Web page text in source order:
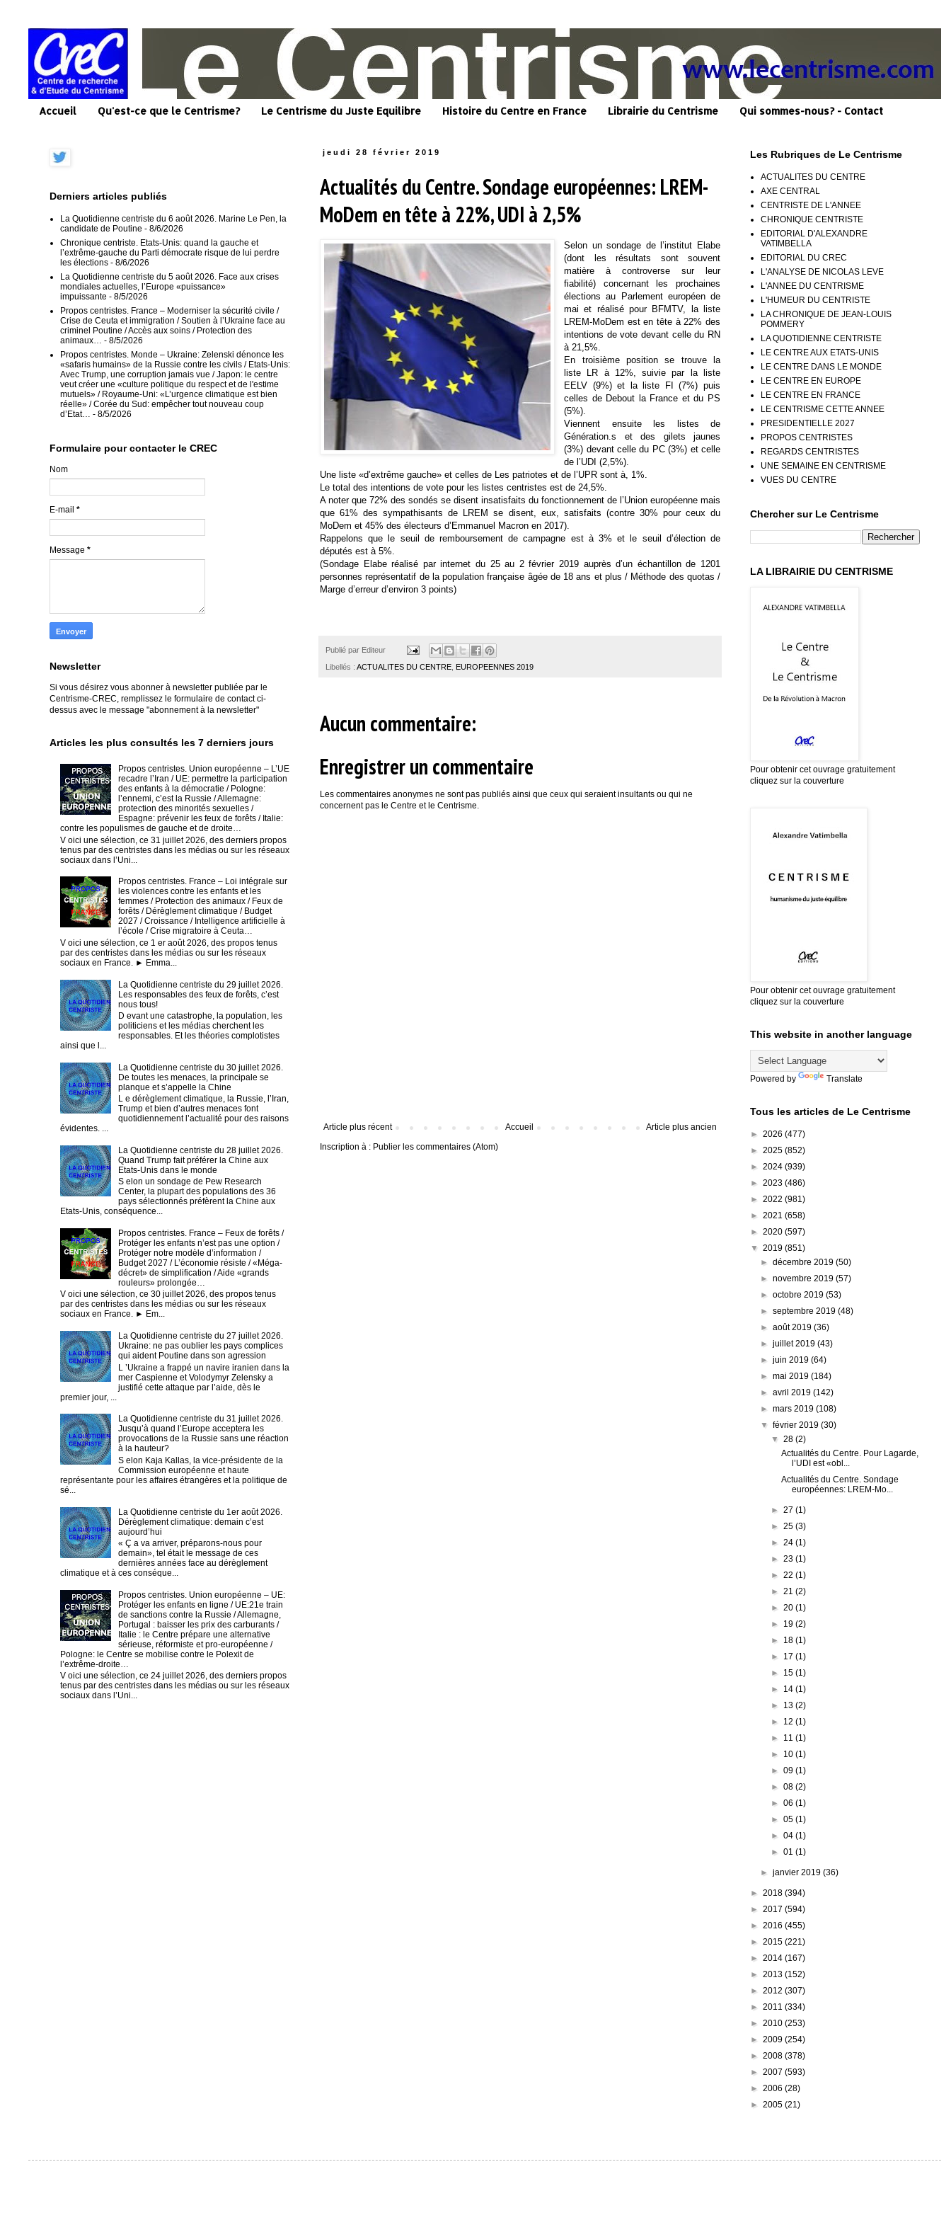
Accueil Qu'est-ce que le Centrisme? Le Centrisme du Juste Equilibre Histoire du Centre en France Librairie du Centrisme Qui sommes-nous? - Contact
jeudi 28 février 2019
Actualités du Centre. Sondage européennes: LREM-
MoDem en tête à 22%, UDI à 2,5%
Selon un sondage de l’institut Elabe
(dont les résultats sont souvent
matière à controverse sur leur
fiabilité) concernant les prochaines
élections au Parlement européen de
mai et réalisé pour BFMTV, la liste
LREM-MoDem est en tête à 22% des
intentions de vote devant celle du RN
à 21,5%.
En troisième position se trouve la
liste LR à 12%, suivie par la liste
EELV (9%) et la liste FI (7%) puis
celles de Debout la France et du PS
(5%).
Viennent ensuite les listes de
Génération.s et des gilets jaunes
(3%) devant celle du PC (3%) et celle
de l’UDI (2,5%).
Une liste «d’extrême gauche» et celles de Les patriotes et de l’UPR sont à, 1%.
Le total des intentions de vote pour les listes centristes est de 24,5%.
A noter que 72% des sondés se disent insatisfaits du fonctionnement de l’Union européenne mais
que 61% des sympathisants de LREM se disent, eux, satisfaits (contre 30% pour ceux du
MoDem et 45% des électeurs d’Emmanuel Macron en 2017).
Rappelons que le seuil de remboursement de campagne est à 3% et le seuil d’élection de
députés est à 5%.
(Sondage Elabe réalisé par internet du 25 au 2 février 2019 auprès d’un échantillon de 1201
personnes représentatif de la population française âgée de 18 ans et plus / Méthode des quotas /
Marge d’erreur d’environ 3 points)
Publié par Editeur
Libellés : ACTUALITES DU CENTRE EUROPEENNES 2019
Aucun commentaire:
Enregistrer un commentaire
Les commentaires anonymes ne sont pas publiés ainsi que ceux qui seraient insultants ou qui ne
concernent pas le Centre et le Centrisme.
Article plus récent Article plus ancien
Accueil
Inscription à : Publier les commentaires (Atom)
Derniers articles publiés
La Quotidienne centriste du 6 août 2026. Marine Le Pen, la
candidate de Poutine - 8/6/2026
Chronique centriste. Etats-Unis: quand la gauche et
l’extrême-gauche du Parti démocrate risque de lui perdre
les élections - 8/6/2026
La Quotidienne centriste du 5 août 2026. Face aux crises
mondiales actuelles, l’Europe «puissance»
impuissante - 8/5/2026
Propos centristes. France – Moderniser la sécurité civile /
Crise de Ceuta et immigration / Soutien à l’Ukraine face au
criminel Poutine / Accès aux soins / Protection des
animaux…
- 8/5/2026
Propos centristes. Monde – Ukraine: Zelenski dénonce les
«safaris humains» de la Russie contre les civils / Etats-Unis:
Avec Trump, une corruption jamais vue / Japon: le centre
veut créer une «culture politique du respect et de l'estime
mutuels» / Royaume-Uni: «L’urgence climatique est bien
réelle» / Corée du Sud: empêcher tout nouveau coup
d’Etat…
- 8/5/2026
Formulaire pour contacter le CREC
Nom
E-mail *
Message *
Newsletter
Si vous désirez vous abonner à newsletter publiée par le
Centrisme-CREC, remplissez le formulaire de contact ci-
dessus avec le message "abonnement à la newsletter"
Articles les plus consultés les 7 derniers jours
Propos centristes. Union européenne – L’UE
recadre l’Iran / UE: permettre la participation
des enfants à la démocratie / Pologne:
l’ennemi, c’est la Russie / Allemagne:
protection des minorités sexuelles /
Espagne: prévenir les feux de forêts / Italie:
contre les populismes de gauche et de droite…
V oici une sélection, ce 31 juillet 2026, des derniers propos
tenus par des centristes dans les médias ou sur les réseaux
sociaux dans l’Uni...
Propos centristes. France – Loi intégrale sur
les violences contre les enfants et les
femmes / Protection des animaux / Feux de
forêts / Dérèglement climatique / Budget
2027 / Croissance / Intelligence artificielle à
l’école / Crise migratoire à Ceuta…
V oici une sélection, ce 1 er août 2026, des propos tenus
par des centristes dans les médias ou sur les réseaux
sociaux en France. ► Emma...
La Quotidienne centriste du 29 juillet 2026.
Les responsables des feux de forêts, c’est
nous tous!
D evant une catastrophe, la population, les
politiciens et les médias cherchent les
responsables. Et les théories complotistes
ainsi que l...
La Quotidienne centriste du 30 juillet 2026.
De toutes les menaces, la principale se
planque et s’appelle la Chine
L e dérèglement climatique, la Russie, l’Iran,
Trump et bien d’autres menaces font
quotidiennement l’actualité pour des raisons
évidentes. ...
La Quotidienne centriste du 28 juillet 2026.
Quand Trump fait préférer la Chine aux
Etats-Unis dans le monde
S elon un sondage de Pew Research
Center, la plupart des populations des 36
pays sélectionnés préfèrent la Chine aux
Etats-Unis, conséquence...
Propos centristes. France – Feux de forêts /
Protéger les enfants n’est pas une option /
Protéger notre modèle d’information /
Budget 2027 / L’économie résiste / «Méga-
décret» de simplification / Aide «grands
rouleurs» prolongée…
V oici une sélection, ce 30 juillet 2026, des propos tenus
par des centristes dans les médias ou sur les réseaux
sociaux en France. ► Em...
La Quotidienne centriste du 27 juillet 2026.
Ukraine: ne pas oublier les pays complices
qui aident Poutine dans son agression
L ’Ukraine a frappé un navire iranien dans la
mer Caspienne et Volodymyr Zelensky a
justifié cette attaque par l’aide, dès le
premier jour, ...
La Quotidienne centriste du 31 juillet 2026.
Jusqu’à quand l’Europe acceptera les
provocations de la Russie sans une réaction
à la hauteur?
S elon Kaja Kallas, la vice-présidente de la
Commission européenne et haute
représentante pour les affaires étrangères et la politique de
sé...
La Quotidienne centriste du 1er août 2026.
Dérèglement climatique: demain c’est
aujourd’hui
« Ç a va arriver, préparons-nous pour
demain», tel était le message de ces
dernières années face au dérèglement
climatique et à ces conséque...
Propos centristes. Union européenne – UE:
Protéger les enfants en ligne / UE:21e train
de sanctions contre la Russie / Allemagne,
Portugal : baisser les prix des carburants /
Italie : le Centre prépare une alternative
sérieuse, réformiste et pro-européenne /
Pologne: le Centre se mobilise contre le Polexit de
l’extrême-droite…
V oici une sélection, ce 24 juillet 2026, des derniers propos
tenus par des centristes dans les médias ou sur les réseaux
sociaux dans l’Uni...
Les Rubriques de Le Centrisme
ACTUALITES DU CENTRE
AXE CENTRAL
CENTRISTE DE L'ANNEE
CHRONIQUE CENTRISTE
EDITORIAL D'ALEXANDRE
VATIMBELLA
EDITORIAL DU CREC
L'ANALYSE DE NICOLAS LEVE
L'ANNEE DU CENTRISME
L'HUMEUR DU CENTRISTE
LA CHRONIQUE DE JEAN-LOUIS
POMMERY
LA QUOTIDIENNE CENTRISTE
LE CENTRE AUX ETATS-UNIS
LE CENTRE DANS LE MONDE
LE CENTRE EN EUROPE
LE CENTRE EN FRANCE
LE CENTRISME CETTE ANNEE
PRESIDENTIELLE 2027
PROPOS CENTRISTES
REGARDS CENTRISTES
UNE SEMAINE EN CENTRISME
VUES DU CENTRE
Chercher sur Le Centrisme
LA LIBRAIRIE DU CENTRISME
Pour obtenir cet ouvrage gratuitement
cliquez sur la couverture
Pour obtenir cet ouvrage gratuitement
cliquez sur la couverture
This website in another language
Powered by Translate
Tous les articles de Le Centrisme
► 2026 (477)
► 2025 (852)
► 2024 (939)
► 2023 (486)
► 2022 (981)
► 2021 (658)
► 2020 (597)
▼ 2019 (851)
►décembre 2019(50)
►novembre 2019(57)
►octobre 2019(53)
►septembre 2019(48)
►août 2019(36)
►juillet 2019(43)
►juin 2019(64)
►mai 2019(184)
►avril 2019(142)
►mars 2019(108)
▼février 2019(30)
▼ 28 (2)
Actualités du Centre. Pour Lagarde,
l’UDI est «obl...
Actualités du Centre. Sondage
européennes: LREM-Mo...
► 27 (1)
► 25 (3)
► 24 (1)
► 23 (1)
► 22 (1)
► 21 (2)
► 20 (1)
► 19 (2)
► 18 (1)
► 17 (1)
► 15 (1)
► 14 (1)
► 13 (2)
► 12 (1)
► 11 (1)
► 10 (1)
► 09 (1)
► 08 (2)
► 06 (1)
► 05 (1)
► 04 (1)
► 01 (1)
►janvier 2019(36)
► 2018 (394)
► 2017 (594)
► 2016 (455)
► 2015 (221)
► 2014 (167)
► 2013 (152)
► 2012 (307)
► 2011 (334)
► 2010 (253)
► 2009 (254)
► 2008 (378)
► 2007 (593)
► 2006 (28)
► 2005 (21)